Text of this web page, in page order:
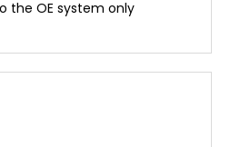
the OE system only